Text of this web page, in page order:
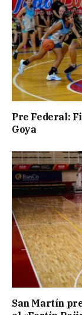
Pre Federal:
Goya
San Martín